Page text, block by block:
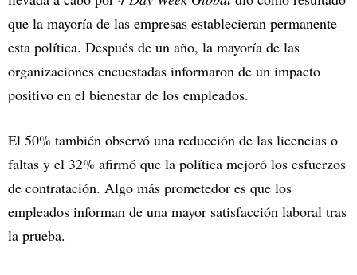
que la mayoría de las empresas establecieran permanente
esta política. Después de un año, la mayoría de las
organizaciones encuestadas informaron de un impacto
positivo en el bienestar de los empleados.
El 50% también observó una reducción de las licencias o
faltas y el 32% afirmó que la política mejoró los esfuerzos
de contratación. Algo más prometedor es que los
empleados informan de una mayor satisfacción laboral tras
la prueba.